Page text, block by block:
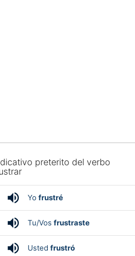
preterito del verbo
volume_up Yofrustré
volume_up Tu/Vosfrustraste
volume_up Ustedfrustró